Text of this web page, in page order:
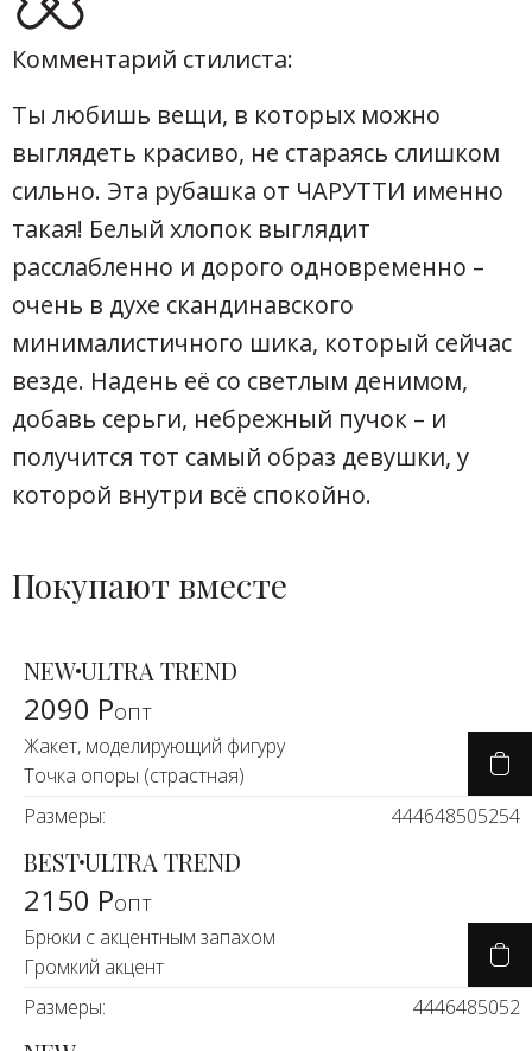
Комментарий стилиста:
Ты любишь вещи, в которых можно
выглядеть красиво, не стараясь слишком
сильно. Эта рубашка от ЧАРУТТИ именно
такая! Белый хлопок выглядит
расслабленно и дорого одновременно –
очень в духе скандинавского
минималистичного шика, который сейчас
везде. Надень её со светлым денимом,
добавь серьги, небрежный пучок – и
получится тот самый образ девушки, у
которой внутри всё спокойно.
Покупают вместе
NEWULTRA TREND
2090 Ропт
Жакет, моделирующий фигуру
Точка опоры (страстная)
Размеры:
444648505254
BESTULTRA TREND
2150 Ропт
Брюки с акцентным запахом
Громкий акцент
Размеры:
4446485052